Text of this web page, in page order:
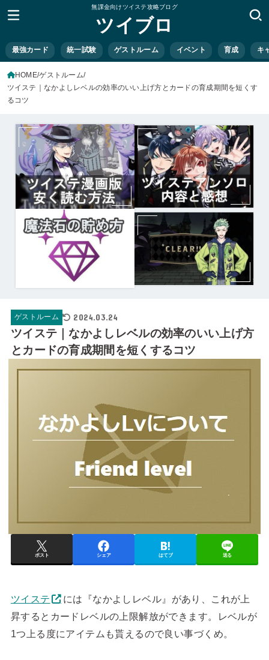
無課金向けツイステ攻略ブログ
ツイブロ
最強カード 統一試験 ゲストルーム イベント 育成 キ
HOME ゲストルーム
ツイステ｜なかよしレベルの効率のいい上げ方とカードの育成期間を短くす
るコツ
ゲストルーム 2024.03.24
ツイステ｜なかよしレベルの効率のいい上げ方
とカードの育成期間を短くするコツ
ポスト シェア はてブ 送る
ツイステ
には『なかよしレベル』があり、これが上
昇するとカードレベルの上限解放ができます。レベルが
1つ上る度にアイテムも貰えるので良い事づくめ。